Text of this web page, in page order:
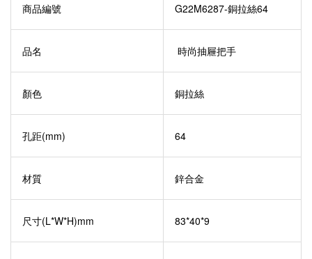
商品編號 G22M6287-銅拉絲64
品名 時尚抽屜把手
顏色 銅拉絲
孔距(mm) 64
材質 鋅合金
尺寸(L*W*H)mm 83*40*9